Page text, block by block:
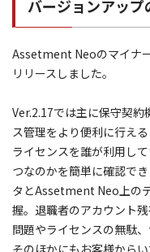
バージョンアップ
Assetment Neoのマイナ
リリースしました。
Ver.2.17では主に保守契
ス管理をより便利に行える
ライセンスを誰が利用し
つなのかを簡単に確認で
タとAssetment Neo上の
握。退職者のアカウント
問題やライセンスの無駄